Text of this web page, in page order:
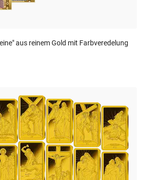
aus reinem Gold mit Farbveredelung